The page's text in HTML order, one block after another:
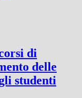
di
delle
studenti